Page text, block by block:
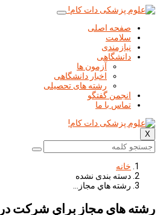
صفحه اصلی
سلامت
نیازمندی
دانشگاهی
آزمون ها
اخبار دانشگاهی
رشته های تحصیلی
انجمن گفتگو
تماس با ما
X
خانه
دسته بندی نشده
رشته هاي مجاز…
رشته هاي مجاز براي شركت